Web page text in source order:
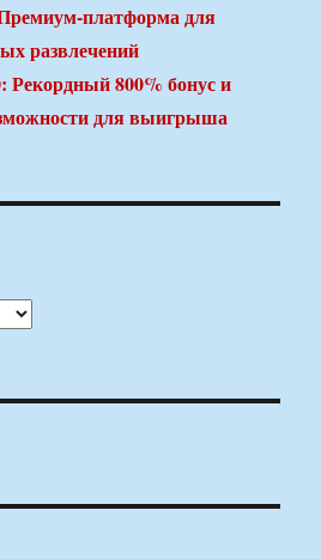
платформа для
развлечений
Рекордный 800% бонус и
для выигрыша